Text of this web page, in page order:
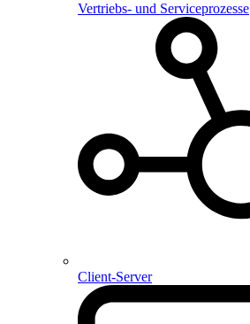
Vertriebs- und Serviceprozesse
Client-Server